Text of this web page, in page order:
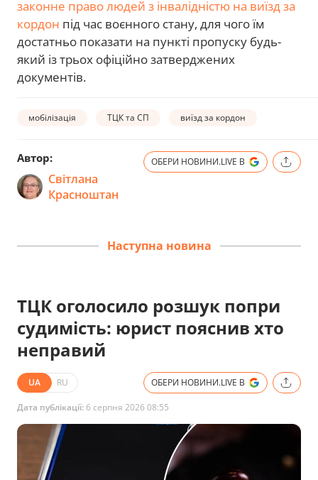
законне право людей з інвалідністю на виїзд за
кордон під час воєнного стану, для чого їм
достатньо показати на пункті пропуску будь-
який із трьох офіційно затверджених
документів.
мобілізація ТЦК та СП виїзд за кордон
Автор:
Світлана
Красноштан
ОБЕРИ НОВИНИ.LIVE В
Наступна новина
ТЦК оголосило розшук попри
судимість: юрист пояснив хто
неправий
UA RU ОБЕРИ НОВИНИ.LIVE В
Дата публікації: 6 серпня 2026 08:55